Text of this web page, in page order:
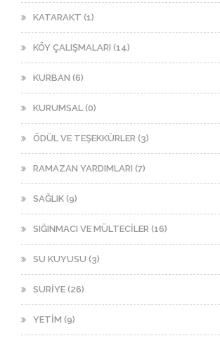
KATARAKT (1)
KÖY ÇALIŞMALARI (14)
KURBAN (6)
KURUMSAL (0)
ÖDÜL VE TEŞEKKÜRLER (3)
RAMAZAN YARDIMLARI (7)
SAĞLIK (9)
SIĞINMACI VE MÜLTECİLER (16)
SU KUYUSU (3)
SURİYE (26)
YETİM (9)